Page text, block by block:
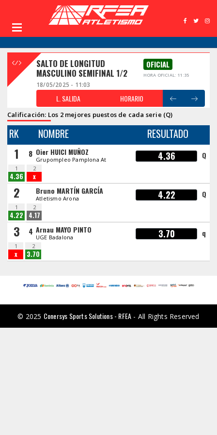
SALTO DE LONGITUD
MASCULINO SEMIFINAL 1/2
OFICIAL
HORA OFICIAL: 11:35
18/05/2025 - 11:03
L. SALIDA HORARIO
Calificación: Los 2 mejores puestos de cada serie (Q)
RK NOMBRE RESULTADO
1 8 Oier HUICI MUÑOZ
Grupompleo Pamplona At 4.36 Q
1
4.36
2
x
2 Bruno MARTÍN GARCÍA
Atletismo Arona 4.22 Q
1
4.22
2
4.17
3 4 Arnau MAYO PINTO
UGE Badalona 3.70 q
1
x
2
3.70
© 2025 Conersys Sports Solutions - RFEA - All Rights Reserved